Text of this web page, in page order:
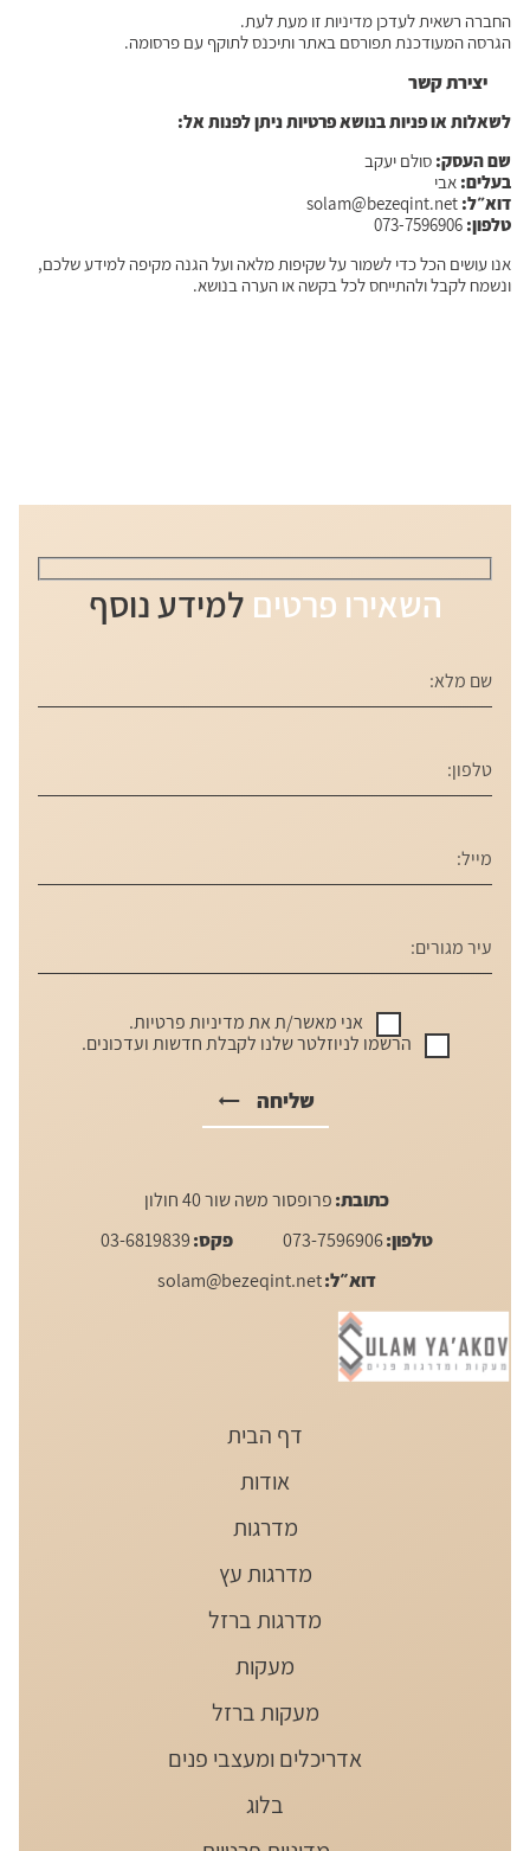
החברה רשאית לעדכן מדיניות זו מעת לעת.
הגרסה המעודכנת תפורסם באתר ותיכנס לתוקף עם פרסומה.
יצירת קשר
לשאלות או פניות בנושא פרטיות ניתן לפנות אל:
שם העסק: סולם יעקב
בעלים: אבי
דוא״ל:
טלפון:
אנו עושים הכל כדי לשמור על שקיפות מלאה ועל הגנה מקיפה למידע שלכם,
ונשמח לקבל ולהתייחס לכל בקשה או הערה בנושא.
השאירו פרטים למידע נוסף
אני מאשר/ת אתמדיניות פרטיות.
הרשמו לניוזלטר שלנו לקבלת חדשות ועדכונים.
שליחה
כתובת:פרופסור משה שור 40 חולון
טלפון:073-7596906 פקס:03-6819839
דוא״ל:solam@bezeqint.net
דף הבית
אודות
מדרגות
מדרגות עץ
מדרגות ברזל
מעקות
מעקות ברזל
אדריכלים ומעצבי פנים
בלוג